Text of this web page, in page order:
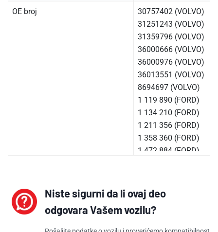
OE broj
30757402 (VOLVO)
31251243 (VOLVO)
31359796 (VOLVO)
36000666 (VOLVO)
36000976 (VOLVO)
36013551 (VOLVO)
8694697 (VOLVO)
1 119 890 (FORD)
1 134 210 (FORD)
1 211 356 (FORD)
1 358 360 (FORD)
1 472 884 (FORD)
(FORD)
1S7G-9D475-AG
(FORD)
1S7G-9D475-AH
Niste sigurni da li ovaj deo
odgovara Vašem vozilu?